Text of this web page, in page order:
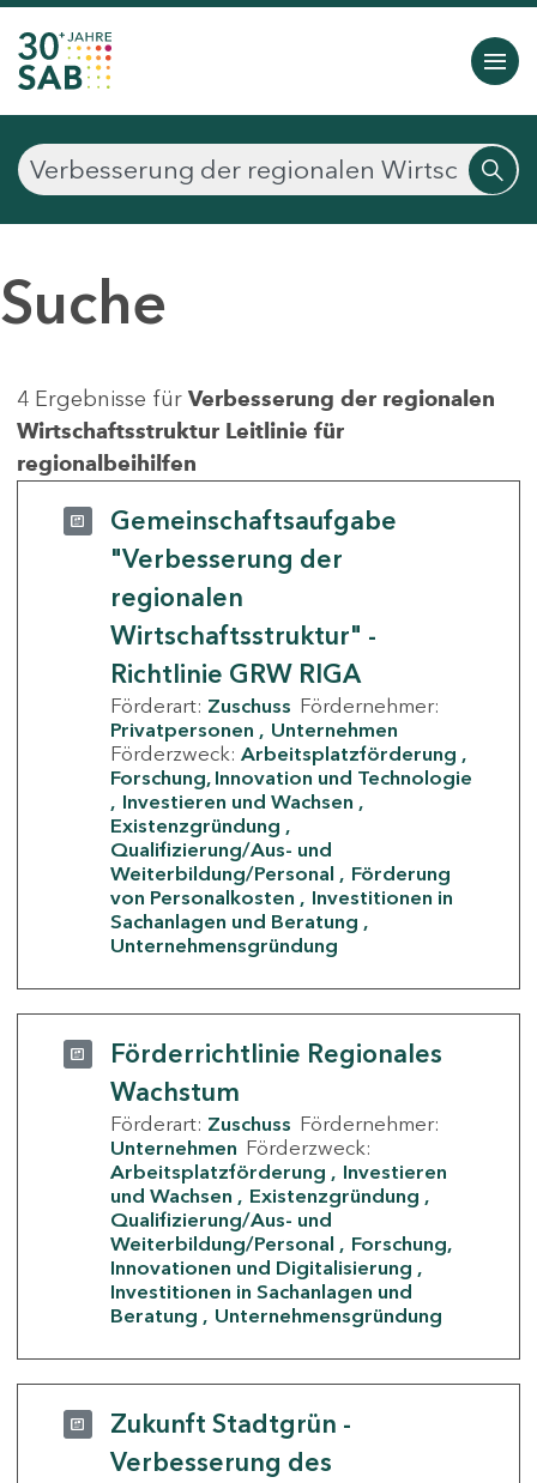
Suche
4 Ergebnisse für Verbesserung der regionalen
Wirtschaftsstruktur Leitlinie für
regionalbeihilfen
Gemeinschaftsaufgabe
"Verbesserung der
regionalen
Wirtschaftsstruktur" -
Richtlinie GRW RIGA
Förderart: Zuschuss Fördernehmer:
Privatpersonen
Unternehmen
Förderzweck: Arbeitsplatzförderung
Forschung, Innovation und Technologie
Investieren und Wachsen
Existenzgründung
Qualifizierung/Aus- und
Weiterbildung/Personal
Förderung
von Personalkosten
Investitionen in
Sachanlagen und Beratung
Unternehmensgründung
Förderrichtlinie Regionales
Wachstum
Förderart: Zuschuss Fördernehmer:
Unternehmen Förderzweck:
Arbeitsplatzförderung
Investieren
und Wachsen
Existenzgründung
Qualifizierung/Aus- und
Weiterbildung/Personal
Forschung,
Innovationen und Digitalisierung
Investitionen in Sachanlagen und
Beratung
Unternehmensgründung
Zukunft Stadtgrün -
Verbesserung des